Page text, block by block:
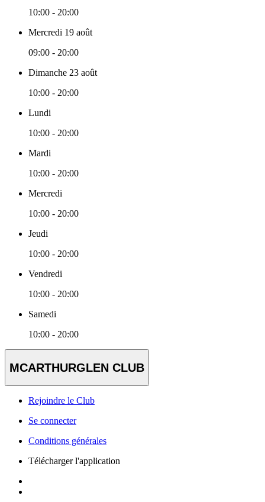
10:00 - 20:00
Mercredi 19 août
09:00 - 20:00
Dimanche 23 août
10:00 - 20:00
Lundi
10:00 - 20:00
Mardi
10:00 - 20:00
Mercredi
10:00 - 20:00
Jeudi
10:00 - 20:00
Vendredi
10:00 - 20:00
Samedi
10:00 - 20:00
MCARTHURGLEN CLUB
Rejoindre le Club
Se connecter
Conditions générales
Télécharger l'application